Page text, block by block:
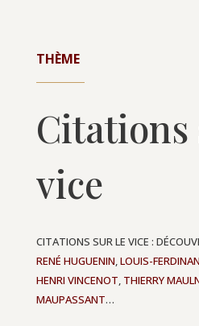
THÈME
Citations
vice
CITATIONS SUR LE VICE :
RENÉ HUGUENIN,LOUIS-
HENRI VINCENOT, THIERRY
MAUPASSANT…